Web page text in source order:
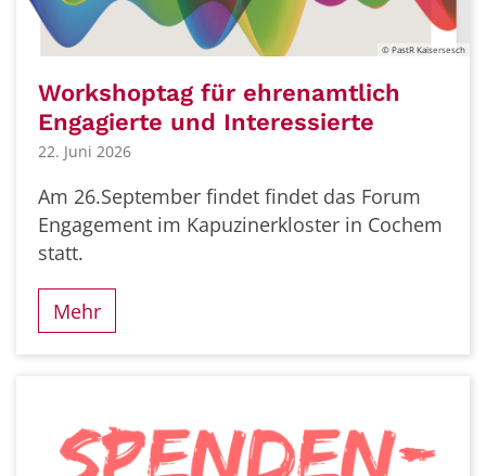
© PastR Kaisersesch
Workshoptag für ehrenamtlich
Engagierte und Interessierte
22. Juni 2026
Am 26.September findet findet das Forum
Engagement im Kapuzinerkloster in Cochem
statt.
Mehr